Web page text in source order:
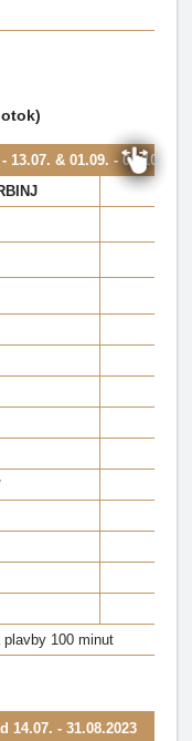
13.07. & 01.09. - 01.10.2023
plavby 100 minut
14.07. - 31.08.2023